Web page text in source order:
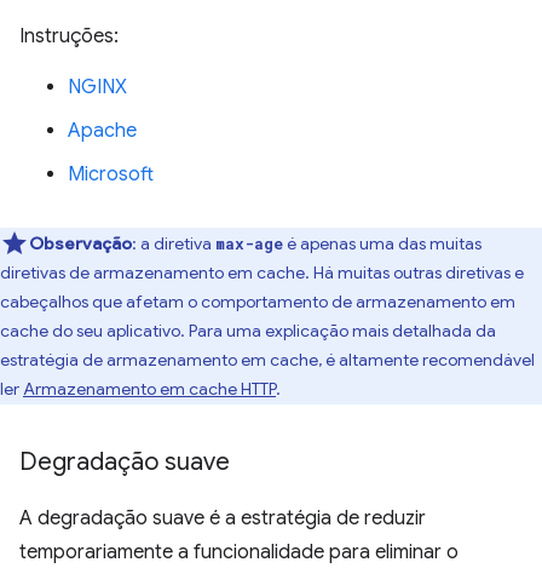
Instruções:
NGINX
Apache
Microsoft
Observação: a diretiva max-ageé apenas uma das muitas
diretivas de armazenamento em cache. Há muitas outras diretivas e
cabeçalhos que afetam o comportamento de armazenamento em
cache do seu aplicativo. Para uma explicação mais detalhada da
estratégia de armazenamento em cache, é altamente recomendável
lerArmazenamento em cache HTTP.
Degradação suave
A degradação suave é a estratégia de reduzir
temporariamente a funcionalidade para eliminar o